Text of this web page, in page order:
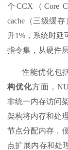
个CCX（Core
cache（三级缓
升1%，系统时延
指令集，从硬件
性能优化包
构优化方面，
非统一内存访问
架构将内存和处
节点分配内存，
点扩展内存和处